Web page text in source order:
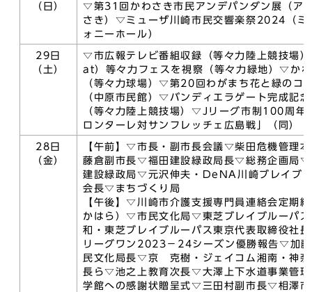
（日）
▽第31回かわさき市民アンデパンダン展（ア
さき）▽ミューザ川崎市民交響楽祭2024（ミ
ォニーホール）
29日
（土）
▽市広報テレビ番組収録（等々力陸上競技場
at）等々力フェスを視察（等々力緑地）▽か
（等々力球場）▽第20回わがまち花と緑のコ
（中原市民館）▽バンディエラゲート完成記
（等々力陸上競技場）▽Jリーグ市制100周年
ロンターレ対サンフレッチェ広島戦」（同）
28日
（金）
【午前】▽市長・副市長会議▽柴田危機管理
藤倉副市長▽福田建設緑政局長▽総務企画局
建設緑政局▽元沢伸夫・DeNA川崎ブレイブ
会長▽まちづくり局
【午後】▽川崎市介護支援専門員連絡会定期
かはら）▽市民文化局▽東芝ブレイブルーパス
和・東芝ブレイブルーパス東京代表取締役社
リーグワン2023－24シーズン優勝報告▽加
民文化局長▽京 克樹・ジェイコム湘南・神奈
長ら▽池之上教育次長▽大澤上下水道事業管
学館への感謝状贈呈式▽三田村副市長▽相澤市